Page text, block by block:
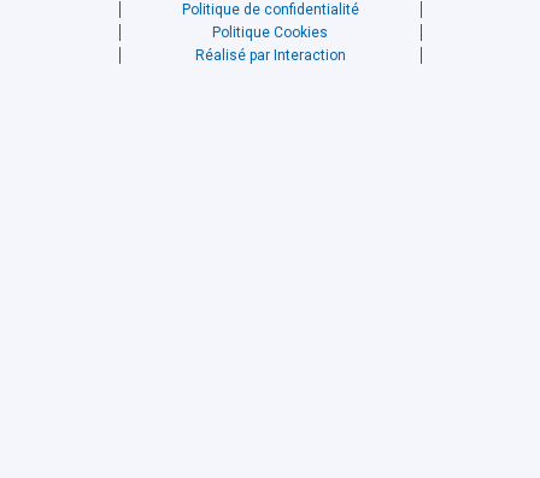
Politique de confidentialité
Politique Cookies
Réalisé par Interaction